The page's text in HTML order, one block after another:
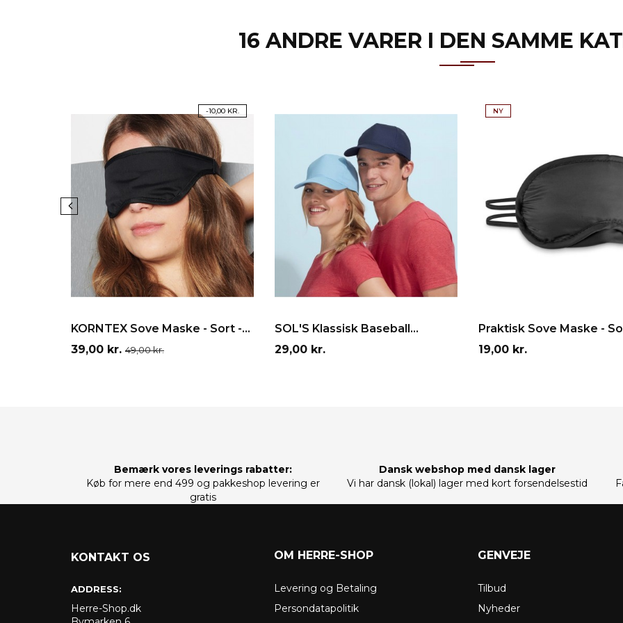
16 ANDRE VARER I DEN SAMME
-10,00 KR.
KORNTEX Sove Maske - Sort -...
Pris
39,00 kr. Normalpris
49,00 kr.
Hvid Rød Sort OrangeBlå
SOL'S Klassisk Baseball...
Pris
29,00 kr.
NY
Praktisk Sove Maske -
Pris
19,00 kr.
Bemærk vores leverings rabatter:
Køb for mere end 499 og pakkeshop levering er
gratis
Dansk webshop med dansk lager
Vi har dansk (lokal) lager med kort forsendelsestid
KONTAKT OS
ADDRESS:
Herre-Shop.dk
OM HERRE-SHOP
Levering og Betaling
Persondatapolitik
GENVEJE
Tilbud
Nyheder